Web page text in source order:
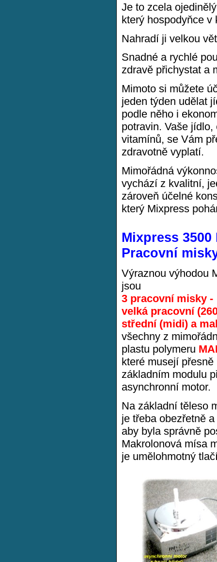
Je to zcela
který hospodyňce v
Nahradí ji velkou
Snadné a rychlé
zdravě přichystat a
Mimoto si můžete
jeden týden udělat
podle něho i
potravin. Vaše
vitamínů, se Vám
zdravotně vyplatí.
Mimořádná
vychází z kvalitní,
zároveň účelné
který Mixpress
Mixpress 3500
Pracovní
Výraznou výhodou
jsou
3 pracovní misky -
velká pracovní
střední (midi) a
všechny z
plastu polymeru
které musejí
základním modulu
asynchronní motor.
Na základní těleso
je třeba obezřetně
aby byla správně
Makrolonová mísa
je umělohmotný